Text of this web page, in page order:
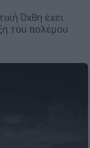
Όχθη έχει
του πολέμου